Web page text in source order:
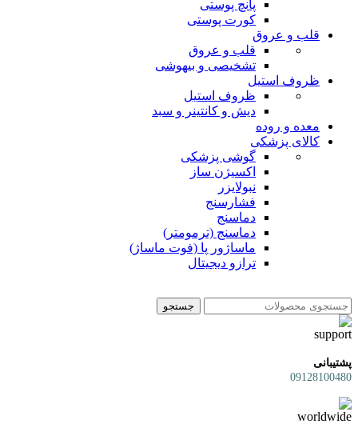
پانچ پوستی
کورت پوستی
قلب و عروق
قلب و عروق
تشخیصی و بیهوشی
ظروف استیل
ظروف استیل
دیش و کانتینر و سبد
معده و روده
کالای پزشکی
گوشی پزشکی
اکسیژن ساز
نبولایزر
فشارسنج
دماسنج
دماسنج (ترمومتر)
ماساژور پا (فوت ماساژ)
ترازو دیجیتال
جستجو
پشتیبانی
09128100480